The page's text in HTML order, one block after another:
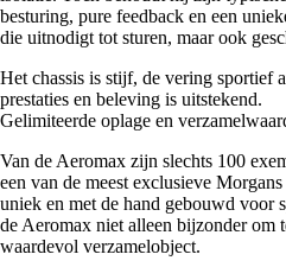
besturing, pure feedback en een
die uitnodigt tot sturen, maar ook
Het chassis is stijf, de vering sportief
prestaties en beleving is uitstekend.
Gelimiteerde oplage en
Van de Aeromax zijn slechts 100
een van de meest exclusieve
uniek en met de hand gebouwd voor
de Aeromax niet alleen bijzonder om
waardevol verzamelobject.